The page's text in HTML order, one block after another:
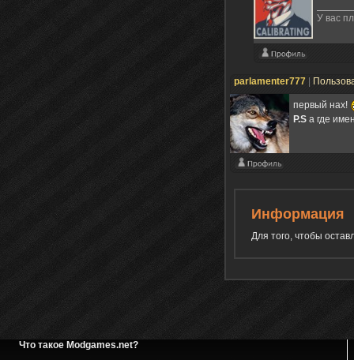
У вас
parlamenter777
первый нах!
P.S а где
Информация
Для того, чтобы
Что такое Modgames.net?